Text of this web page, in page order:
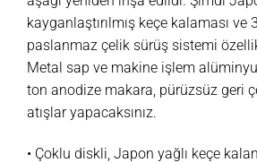
kayganlaştırılmış keçe kalaması ve
paslanmaz çelik sürüş sistemi
Metal sap ve makine işlem
ton anodize makara, pürüzsüz geri
atışlar yapacaksınız.
• Çoklu diskli, Japon yağlı keçe